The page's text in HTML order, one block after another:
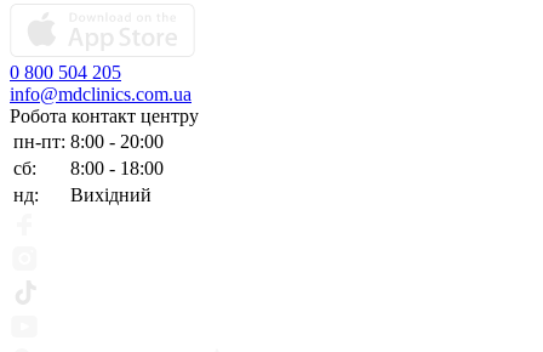
0 800 504 205
info@mdclinics.com.ua
Робота контакт центру
пн-пт: 8:00 - 20:00
сб:
8:00 - 18:00
нд:
Вихідний